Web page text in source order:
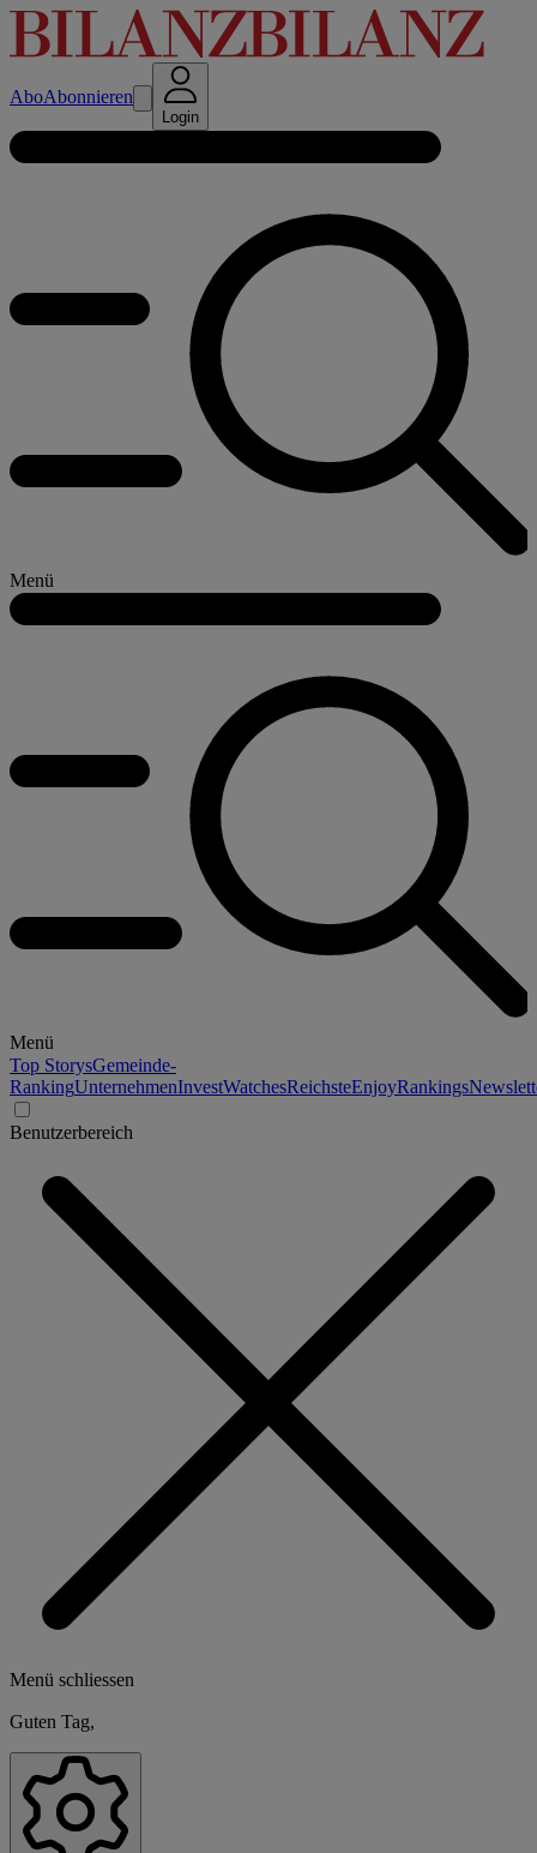
AboAbonnieren
Login
Menü
Menü
Top StorysGemeinde-
RankingUnternehmenInvestWatchesReichsteEnjoyRankings
Benutzerbereich
Menü schliessen
Guten Tag,